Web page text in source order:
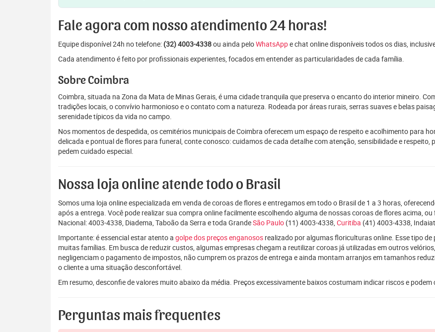
Fale agora com nosso atendimento 24 horas!
Equipe disponível 24h no telefone: (32) 4003-4338ou ainda peloWhatsAppe chat online disponíveis todos os dias,
Cada atendimento é feito por profissionais experientes, focados em entender as particularidades de cada família.
Sobre Coimbra
Coimbra, situada na Zona da Mata de Minas Gerais, é uma cidade tranquila que preserva o encanto do interior mineiro.
tradições locais, o convívio harmonioso e o contato com a natureza. Rodeada por áreas rurais, serras suaves e belas
serenidade típicos da vida no campo.
Nos momentos de despedida, os cemitérios municipais de Coimbra oferecem um espaço de respeito e acolhimento para
delicada e pontual de flores para funeral, conte conosco: cuidamos de cada detalhe com atenção, sensibilidade e
pedem cuidado especial.
Nossa loja online atende todo o Brasil
Somos uma loja online especializada em venda de coroas de flores e entregamos em todo o Brasil de 1 a 3 horas,
após a entrega. Você pode realizar sua compra online facilmente escolhendo alguma de nossas coroas de flores acima,
Nacional: 4003-4338, Diadema, Taboão da Serra e toda GrandeSão Paulo (11) 4003-4338, Curitiba (41) 4003-4338,
Importante: é essencial estar atento a golpe dos preços enganosos realizado por algumas floriculturas online. Esse tipo
muitas famílias. Em busca de reduzir custos, algumas empresas chegam a reutilizar coroas já utilizadas em outros
negligenciam o pagamento de impostos, não cumprem os prazos de entrega e ainda montam arranjos em tamanhos
o cliente a uma situação desconfortável.
Em resumo, desconfie de valores muito abaixo da média. Preços excessivamente baixos costumam indicar riscos e
Perguntas mais frequentes